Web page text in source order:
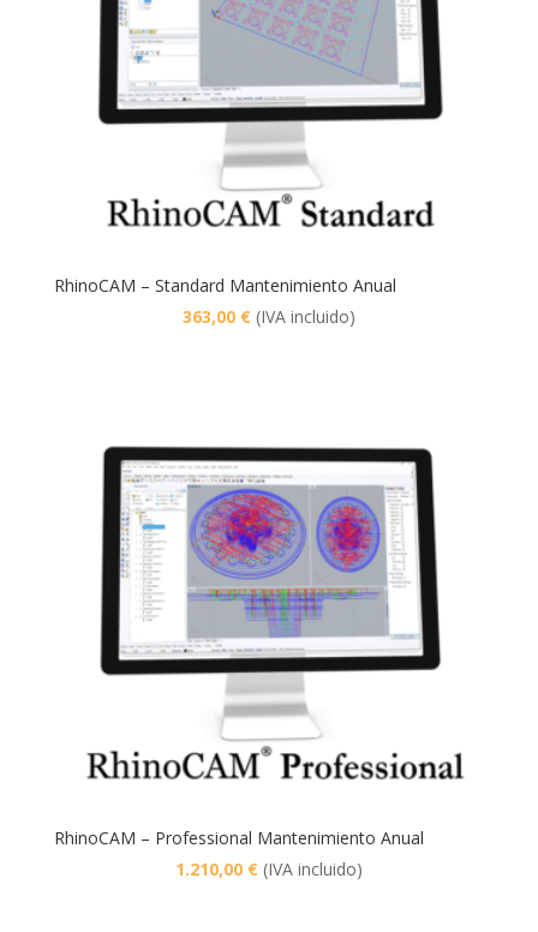
RhinoCAM – Standard Mantenimiento Anual
363,00 € (IVA incluido)
RhinoCAM – Professional Mantenimiento Anual
1.210,00 € (IVA incluido)